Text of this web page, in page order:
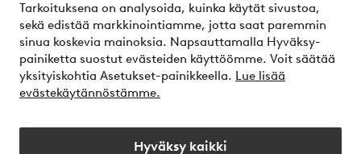
Tarkoituksena on analysoida, kuinka käytät sivustoa,
sekä edistää markkinointiamme, jotta saat paremmin
sinua koskevia mainoksia. Napsauttamalla Hyväksy-
painiketta suostut evästeiden käyttöömme. Voit säätää
yksityiskohtia Asetukset-painikkeella. Lue lisää
evästekäytännöstämme.
Hyväksy kaikki
Haluatko tietää lisää maksuvaihtoehdoistamme?
elpy